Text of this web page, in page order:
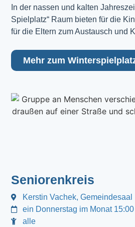
In der nassen und kalten
Spielplatz“ Raum bieten für die
für die Eltern zum Austausch und
Mehr zum
Seniorenkreis
Kerstin Vachek, Gemeindesaal
ein Donnerstag im Monat 15:00
alle